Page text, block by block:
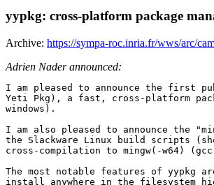
yypkg: cross-platform package
Archive: https://sympa-roc.inria.fr/wws/arc/
Adrien Nader announced:
I am pleased to announce the first
Yeti Pkg), a fast, cross-platform
windows).
I am also pleased to announce the
the Slackware Linux build scripts
cross-compilation to mingw(-w64) (gcc
The most notable features of
install anywhere in the filesystem